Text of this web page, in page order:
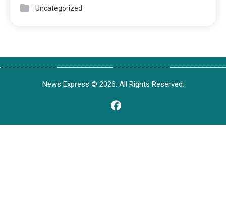
Uncategorized
News Express © 2026. All Rights Reserved.